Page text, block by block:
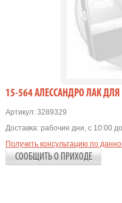
15-564 АЛЕССАНДРО ЛАК
Артикул:3289329
Доставка: рабочие дни, с 10:00
Получить консультацию по
СООБЩИТЬ О ПРИХОДЕ